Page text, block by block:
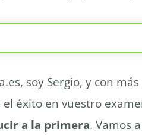
examen teórico de conducir
practicar para aprobar el
el examen práctico de
soy Sergio, y con
éxito en vuestro
a la primera. Vamos